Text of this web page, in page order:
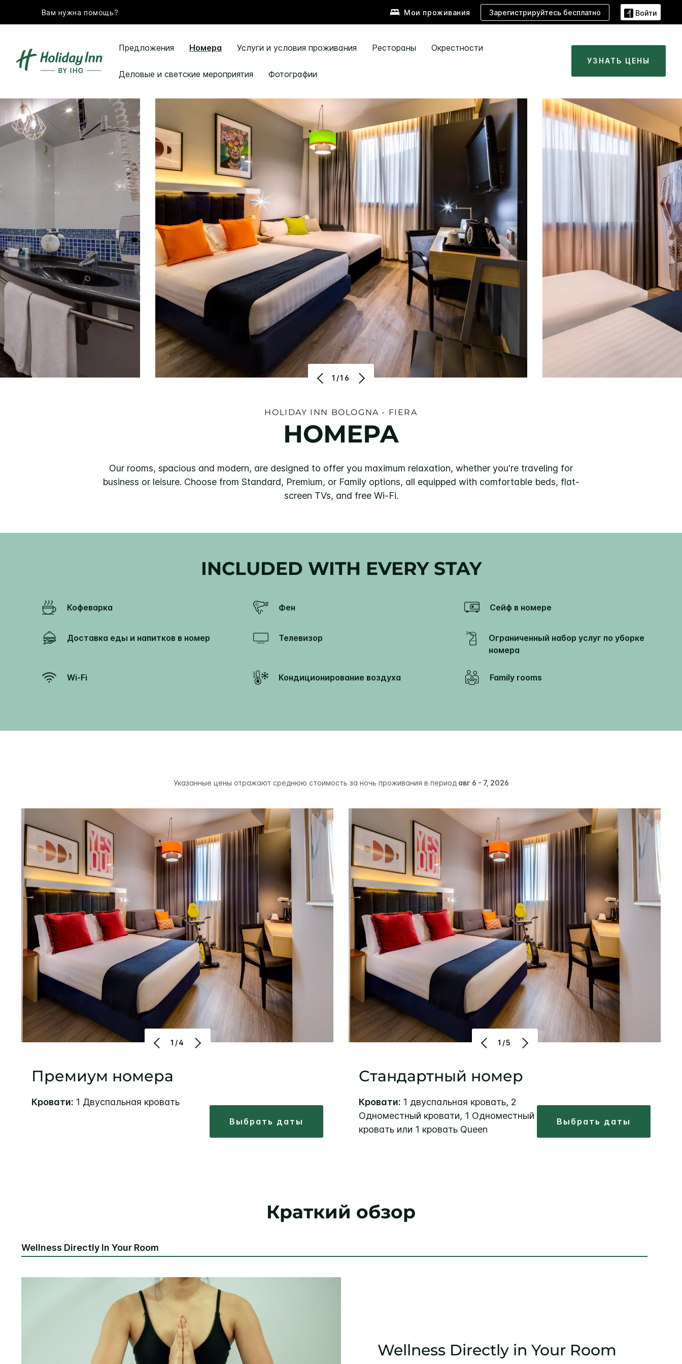
Вам нужна помощь? Мои проживания Зарегистрируйтесь бесплатно Войти
Предложения Номера Услуги и условия проживания Рестораны Окрестности
Деловые и светские мероприятия Фотографии
УЗНАТЬ ЦЕНЫ
1/16
HOLIDAY INN BOLOGNA - FIERA
НОМЕРА
Our rooms, spacious and modern, are designed to offer you maximum relaxation, whether you're traveling for
business or leisure. Choose from Standard, Premium, or Family options, all equipped with comfortable beds, flat-
screen TVs, and free Wi-Fi.
INCLUDED WITH EVERY STAY
Кофеварка Фен Сейф в номере
Доставка еды и напитков в номер Телевизор
Ограниченный набор услуг по уборке
номера
Wi-Fi Кондиционирование воздуха Family rooms
Указанные цены отражают среднюю стоимость за ночь проживания в период авг 6 - 7, 2026
1/4
Премиум номера
Кровати: 1 Двуспальная кровать
выбрать даты
1/5
Стандартный номер
Кровати: 1 двуспальная кровать, 2
Одноместный кровати, 1 Одноместный
кровать или 1 кровать Queen
выбрать даты
Краткий обзор
Wellness Directly In Your Room
Wellness Directly in Your Room